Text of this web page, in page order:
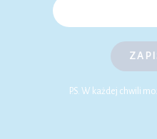
P.S. W każdej chwili